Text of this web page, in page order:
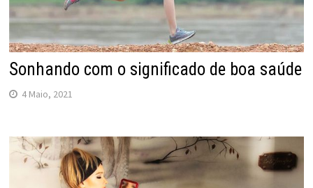
Sonhando com o significado de boa saúde
4 Maio, 2021